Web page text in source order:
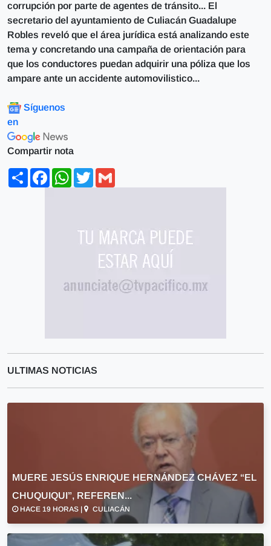
corrupción por parte de agentes de tránsito... El
secretario del ayuntamiento de Culiacán Guadalupe
Robles reveló que el área jurídica está analizando este
tema y concretando una campaña de orientación para
que los conductores puedan adquirir una póliza que los
ampare ante un accidente automovilistico...
Síguenos
en
Compartir nota
ShareFacebookWhatsApp
Twitter
ULTIMAS NOTICIAS
MUERE JESÚS ENRIQUE HERNÁNDEZ CHÁVEZ “EL
CHUQUIQUI”, REFEREN...
HACE 19 HORAS | CULIACÁN